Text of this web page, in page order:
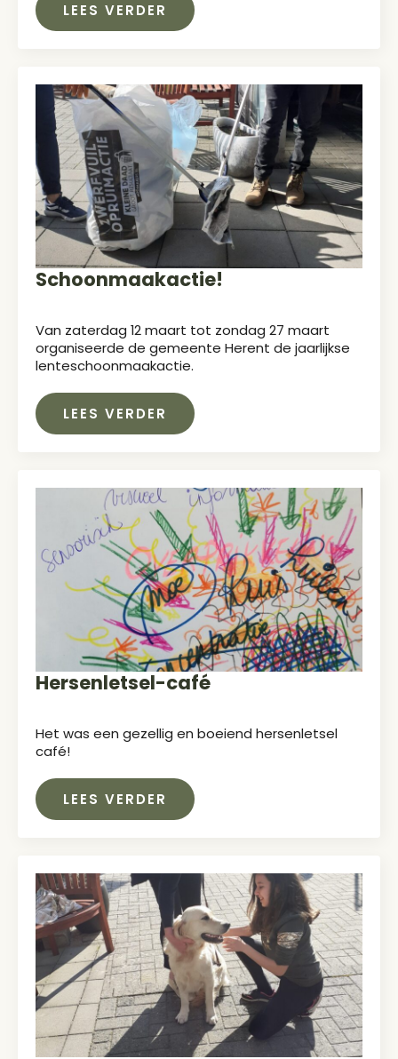
LEES VERDER
Schoonmaakactie!
Van zaterdag 12 maart tot zondag 27 maart
organiseerde de gemeente Herent de jaarlijkse
lenteschoonmaakactie.
LEES VERDER
Hersenletsel-café
Het was een gezellig en boeiend hersenletsel
café!
LEES VERDER